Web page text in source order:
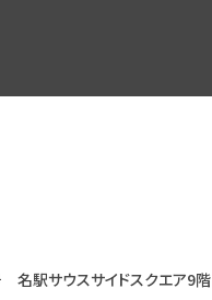
名駅サウスサイドスクエア9階